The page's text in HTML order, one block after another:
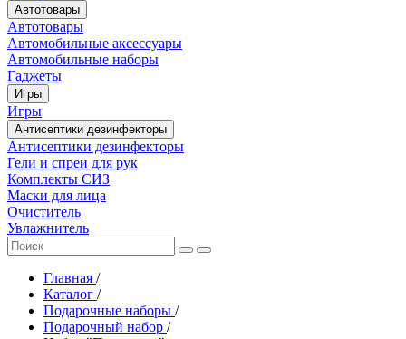
Автотовары
Автотовары
Автомобильные аксессуары
Автомобильные наборы
Гаджеты
Игры
Игры
Антисептики дезинфекторы
Антисептики дезинфекторы
Гели и спреи для рук
Комплекты СИЗ
Маски для лица
Очиститель
Увлажнитель
Главная /
Каталог /
Подарочные наборы /
Подарочный набор /